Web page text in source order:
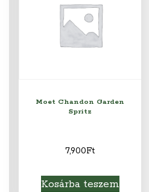
Moet Chandon Garden
Spritz
7,900Ft
Kosárba teszem